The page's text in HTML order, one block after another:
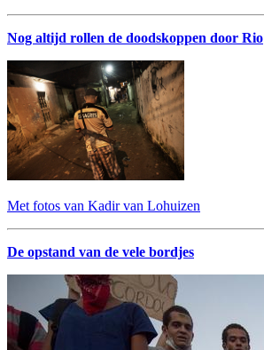
Nog altijd rollen de doodskoppen door Rio
Met fotos van Kadir van Lohuizen
De opstand van de vele bordjes